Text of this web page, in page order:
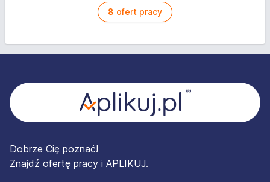
8 ofert pracy
Dobrze Cię poznać!
Znajdź ofertę pracy i APLIKUJ.